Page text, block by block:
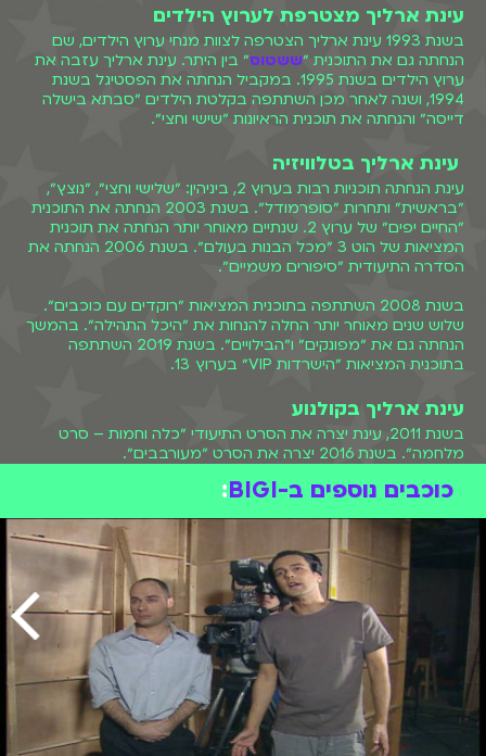
עינת ארליך מצטרפת לערוץ הילדים
בשנת 1993 עינת ארליך הצטרפה לצוות מנחי ערוץ הילדים, שם
הנחתה גם את התוכנית ״ששטוס״ בין היתר. עינת ארליך עזבה את
ערוץ הילדים בשנת 1995. במקביל הנחתה את הפסטיגל בשנת
1994, ושנה לאחר מכן השתתפה בקלטת הילדים ״סבתא בישלה
דייסה״ והנחתה את תוכנית הראיונות ״שישי וחצי״.
עינת ארליך בטלוויזיה
עינת הנחתה תוכניות רבות בערוץ 2, ביניהין: ״שלישי וחצי״, ״נוצץ״,
״בראשית״ ותחרות ״סופרמודל״. בשנת 2003 הנחתה את התוכנית
״החיים יפים״ של ערוץ 2. שנתיים מאוחר יותר הנחתה את תוכנית
המציאות של הוט 3 ״מכל הבנות בעולם״. בשנת 2006 הנחתה את
הסדרה התיעודית ״סיפורים משמיים״.
בשנת 2008 השתתפה בתוכנית המציאות ״רוקדים עם כוכבים״.
שלוש שנים מאוחר יותר החלה להנחות את ״היכל התהילה״. בהמשך
הנחתה גם את ״מפונקים״ ו״הבילויים״. בשנת 2019 השתתפה
בתוכנית המציאות ״הישרדות VIP״ בערוץ 13.
עינת ארליך בקולנוע
בשנת 2011, עינת יצרה את הסרט התיעודי ״כלה וחמות – סרט
מלחמה״. בשנת 2016 יצרה את הסרט ״מעורבבים״.
כוכבים נוספים ב-BIGI :